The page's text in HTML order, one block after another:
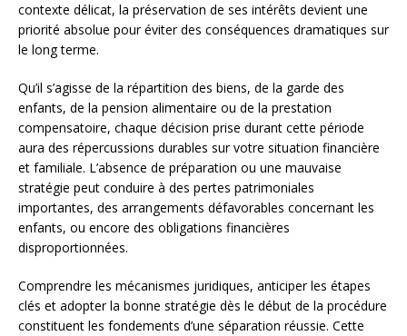
contexte délicat, la préservation de ses intérêts devient une
priorité absolue pour éviter des conséquences dramatiques sur
le long terme.
Qu’il s’agisse de la répartition des biens, de la garde des
enfants, de la pension alimentaire ou de la prestation
compensatoire, chaque décision prise durant cette période
aura des répercussions durables sur votre situation financière
et familiale. L’absence de préparation ou une mauvaise
stratégie peut conduire à des pertes patrimoniales
importantes, des arrangements défavorables concernant les
enfants, ou encore des obligations financières
disproportionnées.
Comprendre les mécanismes juridiques, anticiper les étapes
clés et adopter la bonne stratégie dès le début de la procédure
constituent les fondements d’une séparation réussie. Cette